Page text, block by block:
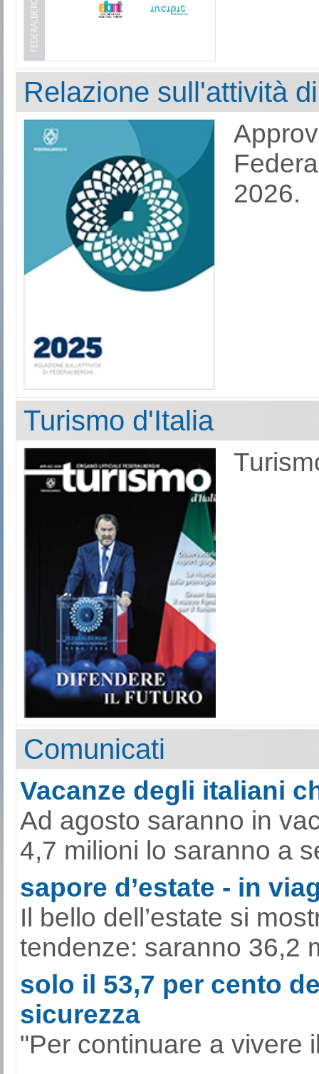
Relazione sull'attività
2026.
Turismo d'Italia
Comunicati
Vacanze degli italiani
Ad agosto saranno in
4,7 milioni lo saranno a
sapore d’estate - in
Il bello dell’estate si
tendenze: saranno 36,2
solo il 53,7 per cento
sicurezza
"Per continuare a vivere